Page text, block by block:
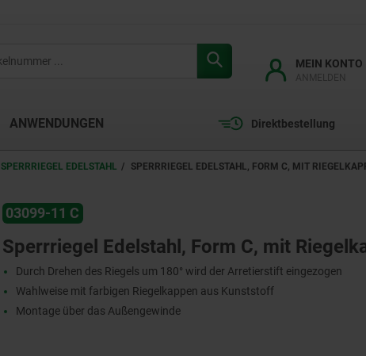
MEIN KONTO
ANWENDUNGEN Direktbestellung
SPERRRIEGEL EDELSTAHL SPERRRIEGEL EDELSTAHL, FORM C, MIT
03099-11 C
Sperrriegel Edelstahl, Form C, mit
Durch Drehen des Riegels um 180° wird der Arretierstift eingezogen
Wahlweise mit farbigen Riegelkappen aus Kunststoff
Montage über das Außengewinde